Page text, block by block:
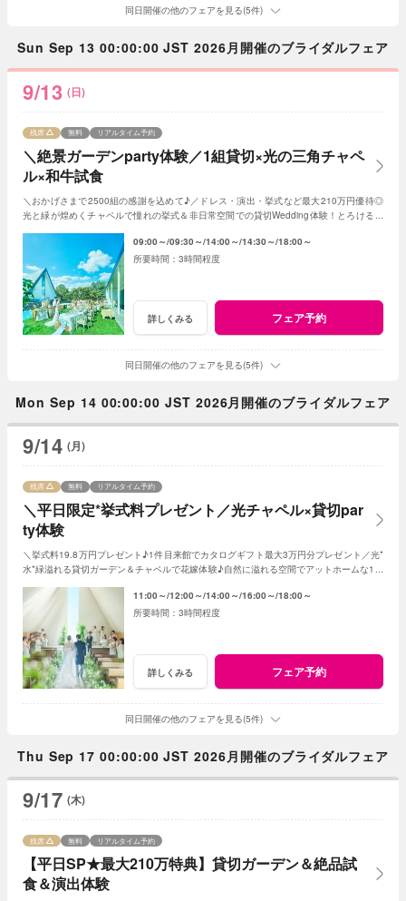
同日開催の他のフェアを見る(5件)
Sun Sep 13 00:00:00 JST 2026月開催のブライダルフェア
9/13 (日)
＼絶景ガーデンparty体験／1組貸切×光の三角チャペ
ル×和牛試食
残席 無料 リアルタイム予約
＼おかげさまで2500組の感謝を込めて♪／ドレス・演出・挙式など最大210万円優待◎
光と緑が煌めくチャペルで憧れの挙式＆非日常空間での貸切Wedding体験！とろける和
09:00～ 09:30～ 14:00～ 14:30～ 18:00～
3時間程度
詳しくみる フェア予約
同日開催の他のフェアを見る(5件)
Mon Sep 14 00:00:00 JST 2026月開催のブライダルフェア
9/14 (月)
＼平日限定*挙式料プレゼント／光チャペル×貸切par
ty体験
残席 無料 リアルタイム予約
＼挙式料19.8万円プレゼント♪1件目来館でカタログギフト最大3万円分プレゼント／光*
水*緑溢れる貸切ガーデン＆チャペルで花嫁体験♪自然に溢れる空間でアットホームな1日
11:00～ 12:00～ 14:00～ 16:00～ 18:00～
3時間程度
詳しくみる フェア予約
同日開催の他のフェアを見る(5件)
Thu Sep 17 00:00:00 JST 2026月開催のブライダルフェア
9/17 (木)
【平日SP★最大210万特典】貸切ガーデン＆絶品試
食＆演出体験
残席 無料 リアルタイム予約